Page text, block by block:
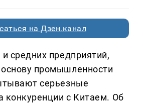
на Дзен.канал
средних предприятий,
промышленности
серьезные
конкуренции с Китаем. Об